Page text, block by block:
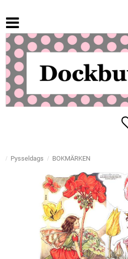
Pysseldags BOKMÄRKEN